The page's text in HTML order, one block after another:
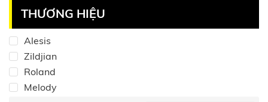
THƯƠNG HIỆU
Alesis
Zildjian
Roland
Melody